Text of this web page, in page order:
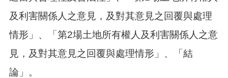
及利害關係人之意見，及對其意見之回覆與處理
情形」、「第2場土地所有權人及利害關係人之意
見，及對其意見之回覆與處理情形」、「結
論」。